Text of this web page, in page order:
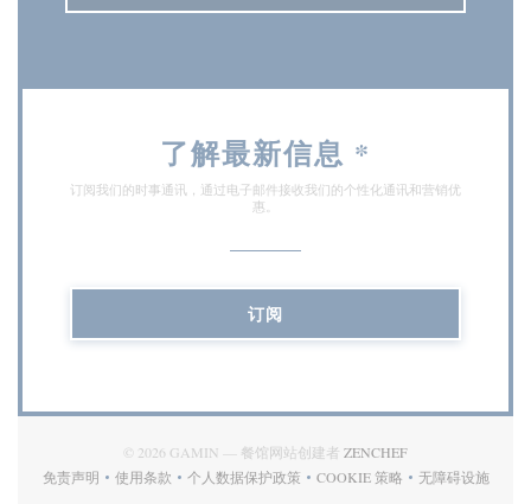
了解最新信息 *
订阅我们的时事通讯，通过电子邮件接收我们的个性化通讯和营销优
惠。
订阅
© 2026 GAMIN — 餐馆网站创建者 ZENCHEF((在新窗口中打开))
免责声明
((在新窗口中打开))
使用条款
((在新窗口中打开))
个人数据保护政策
((在新窗口中打开))
COOKIE 策略
((在新窗口中打开))
无障碍设施
((在新窗口